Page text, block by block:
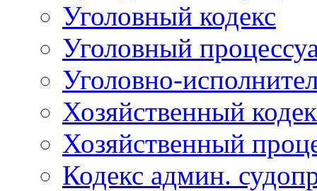
Уголовный кодекс
Уголовный
Уголовно-
Хозяйственный
Хозяйственный
Кодекс админ.